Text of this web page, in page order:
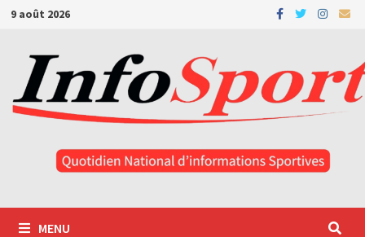
Passer
contenu
9 août 2026
MENU